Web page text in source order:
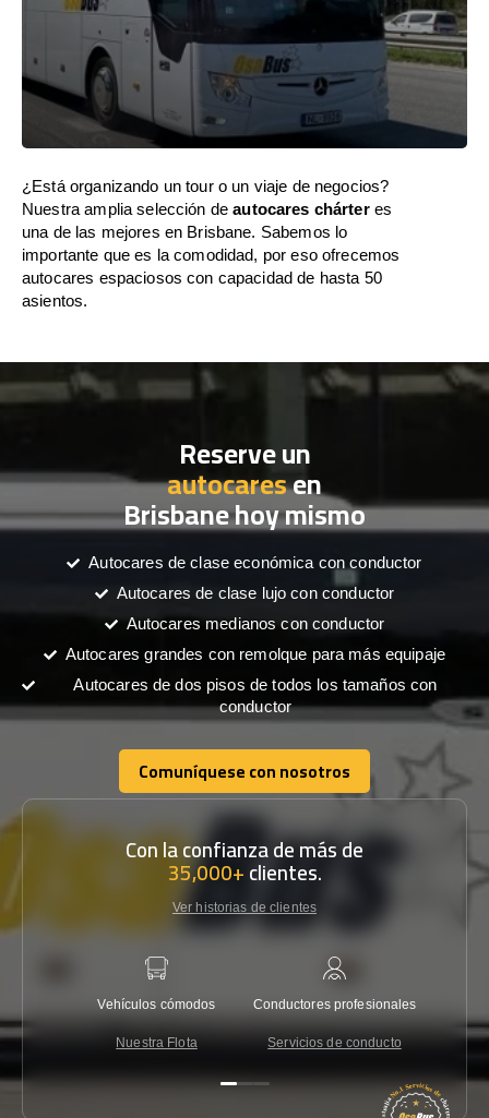
¿Está organizando un tour o un viaje de negocios?
Nuestra amplia selección deautocares chárteres
una de las mejores en Brisbane. Sabemos lo
importante que es la comodidad, por eso ofrecemos
autocares espaciosos con capacidad de hasta 50
asientos.
Reserve un
autocaresen
Brisbane hoy mismo
Autocares de clase económica con conductor
Autocares de clase lujo con conductor
Autocares medianos con conductor
Autocares grandes con remolque para más equipaje
Autocares de dos pisos de todos los tamaños con
conductor
Comuníquese con nosotros
Comuníquese con nosotros
Con la confianza de más de
35,000+clientes.
Ver historias de clientes
Vehículos cómodos
Nuestra Flota
Conductores profesionales
Servicios de conducto